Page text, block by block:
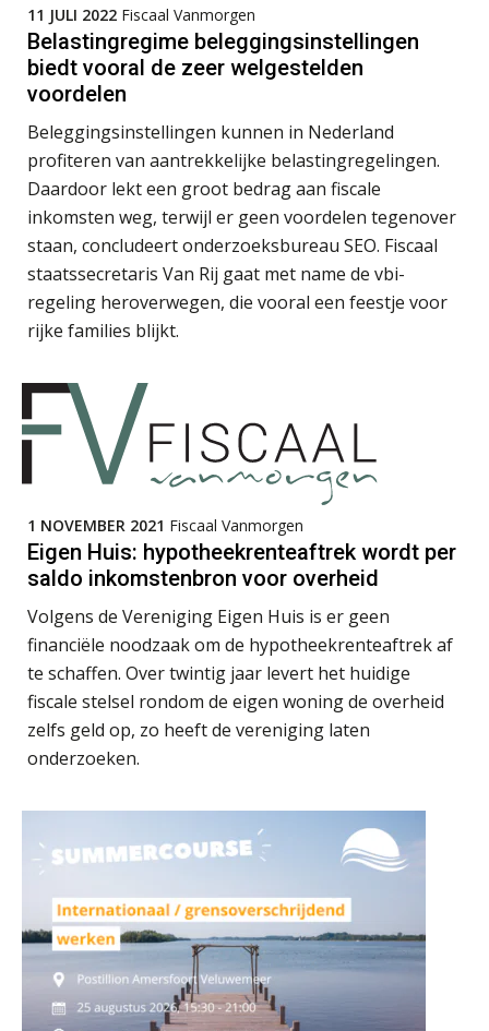
11 JULI 2022 Fiscaal Vanmorgen
Belastingregime beleggingsinstellingen
biedt vooral de zeer welgestelden
voordelen
Beleggingsinstellingen kunnen in Nederland
profiteren van aantrekkelijke belastingregelingen.
Daardoor lekt een groot bedrag aan fiscale
inkomsten weg, terwijl er geen voordelen tegenover
staan, concludeert onderzoeksbureau SEO. Fiscaal
staatssecretaris Van Rij gaat met name de vbi-
regeling heroverwegen, die vooral een feestje voor
rijke families blijkt.
1 NOVEMBER 2021 Fiscaal Vanmorgen
Eigen Huis: hypotheekrenteaftrek wordt per
saldo inkomstenbron voor overheid
Volgens de Vereniging Eigen Huis is er geen
financiële noodzaak om de hypotheekrenteaftrek af
te schaffen. Over twintig jaar levert het huidige
fiscale stelsel rondom de eigen woning de overheid
zelfs geld op, zo heeft de vereniging laten
onderzoeken.
Teunis van den Berg
Ludo Mennes
Martijn Paping
Hans Tabak
Michiel Pouwels